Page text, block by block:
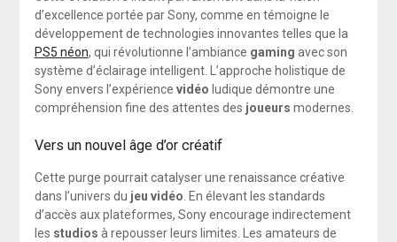
d’excellence portée par Sony, comme en témoigne le
développement de technologies innovantes telles que la
PS5 néon, qui révolutionne l’ambiance gaming avec son
système d’éclairage intelligent. L’approche holistique de
Sony envers l’expérience vidéo ludique démontre une
compréhension fine des attentes des joueurs modernes.
Vers un nouvel âge d’or créatif
Cette purge pourrait catalyser une renaissance créative
dans l’univers du jeu vidéo. En élevant les standards
d’accès aux plateformes, Sony encourage indirectement
les studios à repousser leurs limites. Les amateurs de